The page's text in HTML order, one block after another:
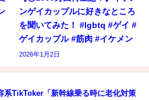
ンゲイカップルに好きなところ
を聞いてみた！ #lgbtq #ゲイ #
ゲイカップル #筋肉 #イケメン
2026年1月2日
系TikToker「新幹線乗る時に老化対策